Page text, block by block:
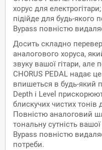
хорус для
підійде для будь-якого
Bypass повністю
Досить складно
аналогового хоруса,
звуку вашої гітари, але
CHORUS PEDAL надає
впишеться в будь-який
Depth і Level
блискучих чистих
Повністю аналоговий
тональну сутність
Bypass повністю
потреби.